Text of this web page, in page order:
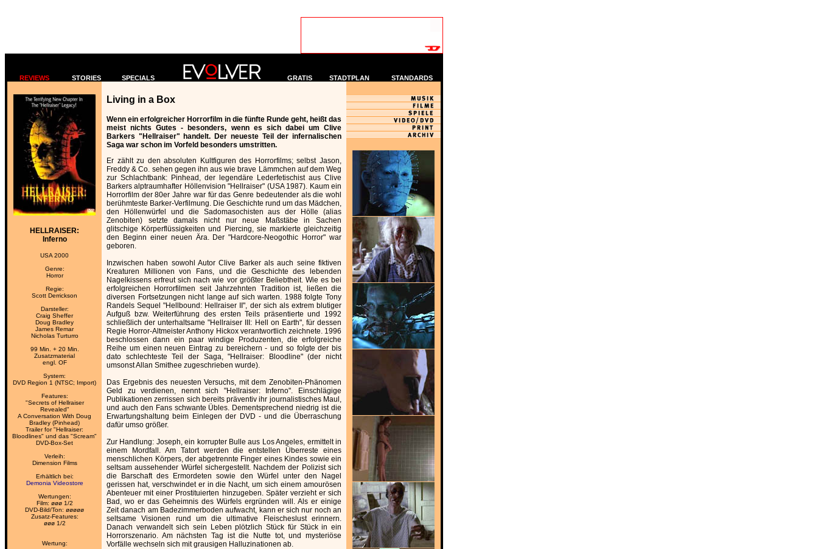
REVIEWS STORIES SPECIALS GRATIS STADTPLAN STANDARDS
HELLRAISER:
Inferno
USA 2000
Genre:
Horror
Regie:
Scott Derrickson
Darsteller:
Craig Sheffer
Doug Bradley
James Remar
Nicholas Turturro
99 Min. + 20 Min.
Zusatzmaterial
engl. OF
System:
DVD Region 1 (NTSC; Import)
Features:
"Secrets of Hellraiser
Revealed"
A Conversation With Doug
Bradley (Pinhead)
Trailer for "Hellraiser:
Bloodlines" und das "Scream"
DVD-Box-Set
Verleih:
Dimension Films
Erhältlich bei:
Demonia Videostore
Wertungen:
Film: øøø 1/2
DVD-Bild/Ton: øøøøø
Zusatz-Features:
øøø 1/2
Wertung:
Living in a Box
Wenn ein erfolgreicher Horrorfilm in die fünfte Runde geht, heißt das
meist nichts Gutes - besonders, wenn es sich dabei um Clive
Barkers "Hellraiser" handelt. Der neueste Teil der infernalischen
Saga war schon im Vorfeld besonders umstritten.
Er zählt zu den absoluten Kultfiguren des Horrorfilms; selbst Jason,
Freddy & Co. sehen gegen ihn aus wie brave Lämmchen auf dem Weg
zur Schlachtbank: Pinhead, der legendäre Lederfetischist aus Clive
Barkers alptraumhafter Höllenvision "Hellraiser" (USA 1987). Kaum ein
Horrorfilm der 80er Jahre war für das Genre bedeutender als die wohl
berühmteste Barker-Verfilmung. Die Geschichte rund um das Mädchen,
den Höllenwürfel und die Sadomasochisten aus der Hölle (alias
Zenobiten) setzte damals nicht nur neue Maßstäbe in Sachen
glitschige Körperflüssigkeiten und Piercing, sie markierte gleichzeitig
den Beginn einer neuen Ära. Der "Hardcore-Neogothic Horror" war
geboren.
Inzwischen haben sowohl Autor Clive Barker als auch seine fiktiven
Kreaturen Millionen von Fans, und die Geschichte des lebenden
Nagelkissens erfreut sich nach wie vor größter Beliebtheit. Wie es bei
erfolgreichen Horrorfilmen seit Jahrzehnten Tradition ist, ließen die
diversen Fortsetzungen nicht lange auf sich warten. 1988 folgte Tony
Randels Sequel "Hellbound: Hellraiser II", der sich als extrem blutiger
Aufguß bzw. Weiterführung des ersten Teils präsentierte und 1992
schließlich der unterhaltsame "Hellraiser III: Hell on Earth", für dessen
Regie Horror-Altmeister Anthony Hickox verantwortlich zeichnete. 1996
beschlossen dann ein paar windige Produzenten, die erfolgreiche
Reihe um einen neuen Eintrag zu bereichern - und so folgte der bis
dato schlechteste Teil der Saga, "Hellraiser: Bloodline" (der nicht
umsonst Allan Smithee zugeschrieben wurde).
Das Ergebnis des neuesten Versuchs, mit dem Zenobiten-Phänomen
Geld zu verdienen, nennt sich "Hellraiser: Inferno". Einschlägige
Publikationen zerrissen sich bereits präventiv ihr journalistisches Maul,
und auch den Fans schwante Übles. Dementsprechend niedrig ist die
Erwartungshaltung beim Einlegen der DVD - und die Überraschung
dafür umso größer.
Zur Handlung: Joseph, ein korrupter Bulle aus Los Angeles, ermittelt in
einem Mordfall. Am Tatort werden die entstellen Überreste eines
menschlichen Körpers, der abgetrennte Finger eines Kindes sowie ein
seltsam aussehender Würfel sichergestellt. Nachdem der Polizist sich
die Barschaft des Ermordeten sowie den Würfel unter den Nagel
gerissen hat, verschwindet er in die Nacht, um sich einem amourösen
Abenteuer mit einer Prostituierten hinzugeben. Später verzieht er sich
Bad, wo er das Geheimnis des Würfels ergründen will. Als er einige
Zeit danach am Badezimmerboden aufwacht, kann er sich nur noch an
seltsame Visionen rund um die ultimative Fleischeslust erinnern.
Danach verwandelt sich sein Leben plötzlich Stück für Stück in ein
Horrorszenario. Am nächsten Tag ist die Nutte tot, und mysteriöse
Vorfälle wechseln sich mit grausigen Halluzinationen ab.